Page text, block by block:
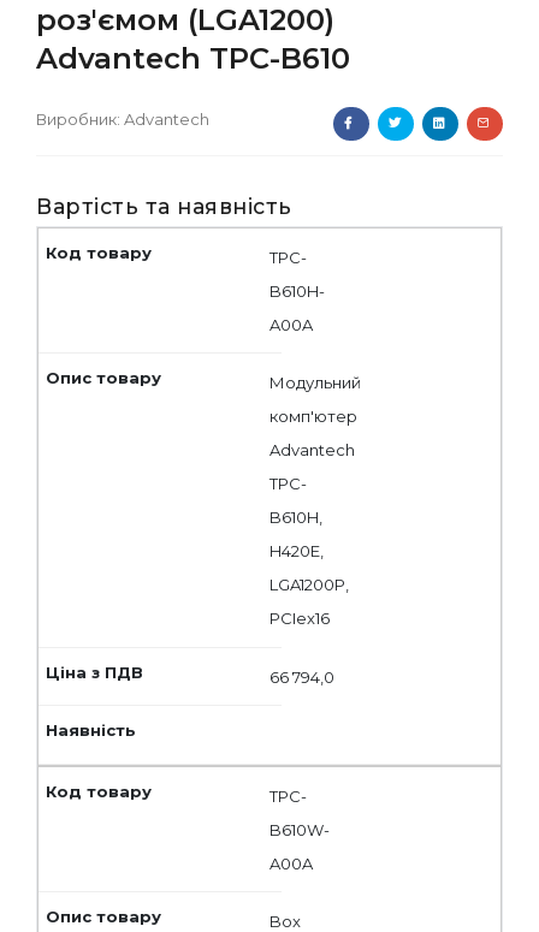
роз'ємом (LGA1200)
Advantech TPC-B610
Виробник: Advantech
Вартість та наявність
TPC-
B610H-
A00A
Модульний
комп'ютер
Advantech
TPC-
B610H,
H420E,
LGA1200P,
PCIex16
66 794,0
TPC-
B610W-
A00A
Box